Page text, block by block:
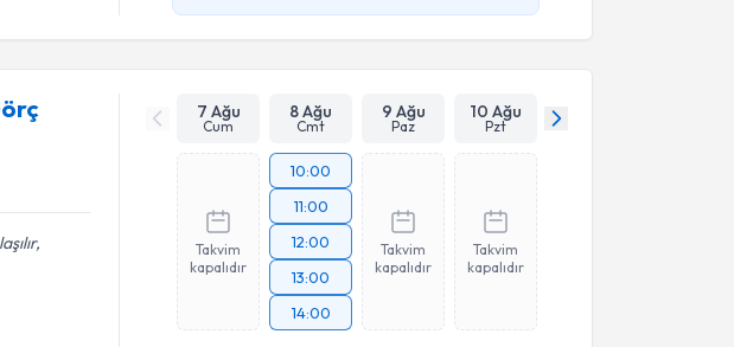
7 Ağu
Cum
8 Ağu
Cmt
9 Ağu
Paz
10 Ağu
Pzt
Takvim
kapalıdır
10:00
11:00
12:00
13:00
14:00
Takvim
kapalıdır
Takvim
kapalıdır